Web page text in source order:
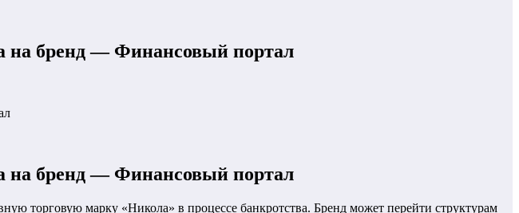
на бренд — Финансовый портал
на бренд — Финансовый портал
торговую марку «Никола» в процессе банкротства. Бренд может перейти структурам